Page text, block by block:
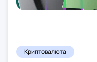
Криптовалюта